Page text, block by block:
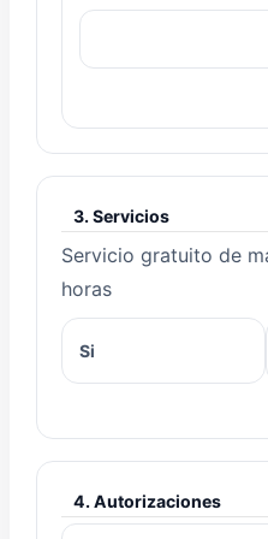
3. Servicios
Servicio gratuito de
horas
Si
4. Autorizaciones